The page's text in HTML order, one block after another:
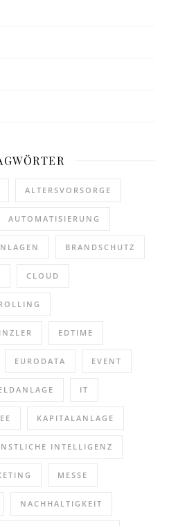
ALTERSVORSORGE
AUTOMATISIERUNG
BRANDSCHUTZ
CLOUD
EDTIME
EURODATA EVENT
IT
KAPITALANLAGE
INTELLIGENZ
MESSE
NACHHALTIGKEIT